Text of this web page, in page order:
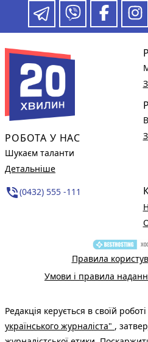
РОБОТА У НАС
Шукаєм таланти
Детальніше
phone_in_talk(0432) 555 -111
Правила
Умови і правила
Редакція керується в своїй роботі
українського журналіста" ,